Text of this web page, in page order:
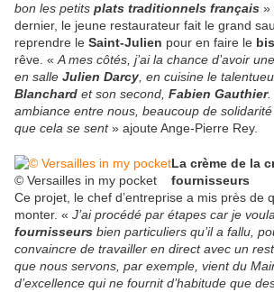
bon les petits plats traditionnels français »
dernier, le jeune restaurateur fait le grand
reprendre le Saint-Julien pour en faire le
rêve. « A mes côtés, j’ai la chance d’avoir
en salle Julien Darcy , en cuisine le
Blanchard et son second, Fabien Gauthier.
ambiance entre nous, beaucoup de
que cela se sent» ajoute Ange-Pierre Rey.
© Versailles in my pocket
La crème de la
fournisseurs
Ce projet, le chef d’entreprise a mis près de
monter. « J’ai procédé par étapes car je
fournisseurs bien particuliers qu’il a fallu,
convaincre de travailler en direct avec un
que nous servons, par exemple, vient du
d’excellence qui ne fournit d’habitude que